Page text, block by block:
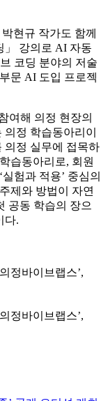
현규 작가도 함께
」 강의로 AI 자동
코딩 분야의 저술
문 AI 도입 프로젝
여해 의정 현장의
정 학습동아리이
의정 실무에 접목하
습동아리로, 회원
험과 적용’ 중심의
제와 방법이 자연
공동 학습의 장으
다.